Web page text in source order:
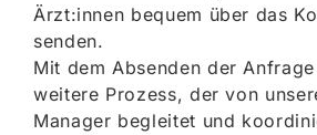
Ärzt:innen bequem über das
senden.
Mit dem Absenden der
weitere Prozess, der von
Manager begleitet und